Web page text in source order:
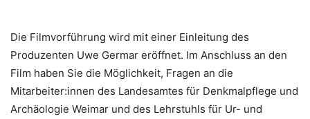
Die Filmvorführung wird mit einer Einleitung des
Produzenten Uwe Germar eröffnet. Im Anschluss an den
Film haben Sie die Möglichkeit, Fragen an die
Mitarbeiter:innen des Landesamtes für Denkmalpflege und
Archäologie Weimar und des Lehrstuhls für Ur- und